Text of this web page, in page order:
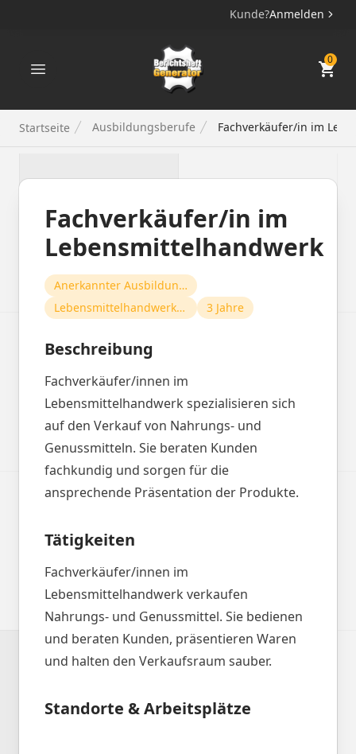
Kunde?Anmelden
Berichtsheft Generator 0
Startseite Ausbildungsberufe Fachverkäufer/in im
Fachverkäufer/in im
Lebensmittelhandwerk
Anerkannter Ausbildungsberuf
Lebensmittelhandwerk und -handel
3 Jahre
Beschreibung
Fachverkäufer/innen im
Lebensmittelhandwerk spezialisieren sich
auf den Verkauf von Nahrungs- und
Genussmitteln. Sie beraten Kunden
fachkundig und sorgen für die
ansprechende Präsentation der Produkte.
Tätigkeiten
Fachverkäufer/innen im
Lebensmittelhandwerk verkaufen
Nahrungs- und Genussmittel. Sie bedienen
und beraten Kunden, präsentieren Waren
und halten den Verkaufsraum sauber.
Standorte & Arbeitsplätze